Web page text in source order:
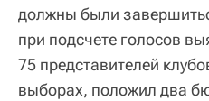
должны были
при подсчете голосов
75 представителей
выборах, положил два